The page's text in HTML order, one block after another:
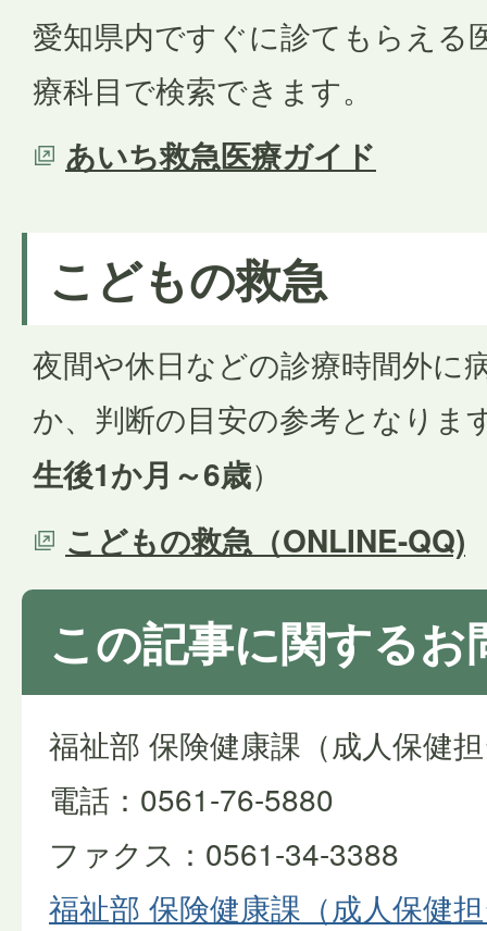
愛知県内ですぐに診てもらえる
療科目で検索できます。
あいち救急医療ガイド
こどもの救急
夜間や休日などの診療時間外に
か、判断の目安の参考となりま
生後1か月～6歳）
こどもの救急（ONLINE-QQ)
この記事に関するお
福祉部 保険健康課（成人保健
電話：0561-76-5880
ファクス：0561-34-3388
福祉部 保険健康課（成人保健